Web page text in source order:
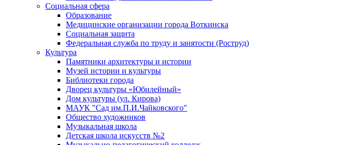
Социальная сфера
Образование
Медицинские организации города Воткинска
Социальная защита
Федеральная служба по труду и занятости (Роструд)
Культура
Памятники архитектуры и истории
Музей истории и культуры
Библиотеки города
Дворец культуры «Юбилейный»
Дом культуры (ул. Кирова)
МАУК "Сад им.П.И.Чайковского"
Общество художников
Музыкальная школа
Детская школа искусств №2